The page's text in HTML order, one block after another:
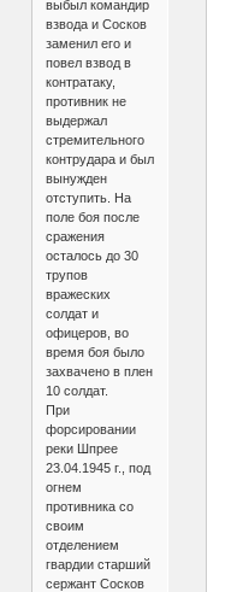
выбыл командир
взвода и Сосков
заменил его и
повел взвод в
контратаку,
противник не
выдержал
стремительного
контрудара и был
вынужден
отступить. На
поле боя после
сражения
осталось до 30
трупов
вражеских
солдат и
офицеров, во
время боя было
захвачено в плен
10 солдат.
При
форсировании
реки Шпрее
23.04.1945 г., под
огнем
противника со
своим
отделением
гвардии старший
сержант Сосков